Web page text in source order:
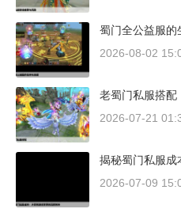
蜀门全公益服的
2026-08-02
老蜀门私服搭配
2026-07-21
揭秘蜀门私服成
2026-07-09